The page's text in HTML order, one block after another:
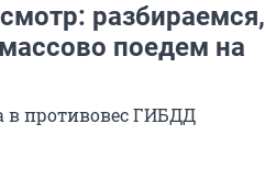
разбираемся,
поедем на
в противовес ГИБДД